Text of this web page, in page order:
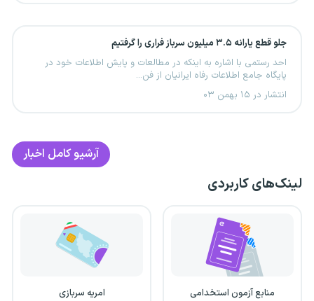
جلو قطع یارانه ۳.۵ میلیون سرباز فراری را گرفتیم
احد رستمی با اشاره به اینکه در مطالعات و پایش اطلاعات خود در
پایگاه جامع اطلاعات رفاه ایرانیان از فن...
انتشار در ۱۵ بهمن ۰۳
آرشیو کامل اخبار
لینک‌های کاربردی
منابع آزمون استخدامی امریه سربازی